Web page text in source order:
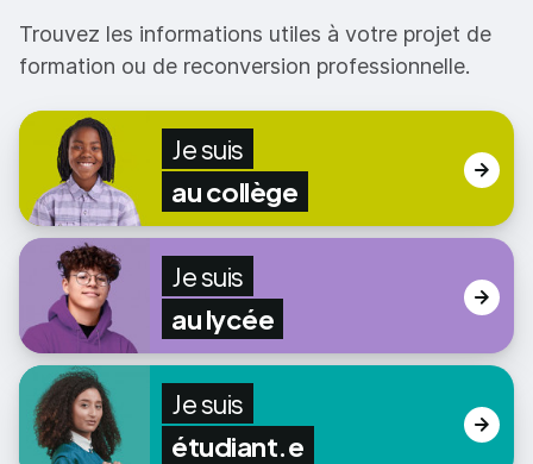
Trouvez les informations utiles à votre projet de
formation ou de reconversion professionnelle.
Je suis
au collège
Je suis
au lycée
Je suis
étudiant.e